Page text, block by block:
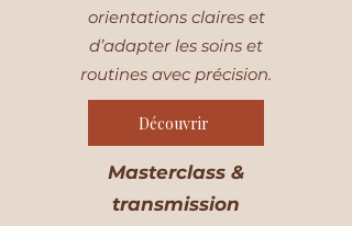
orientations claires et
d’adapter les soins et
routines avec précision.
Découvrir
Masterclass &
transmission